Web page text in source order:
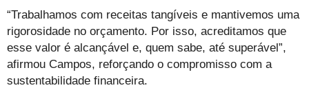
“Trabalhamos com receitas tangíveis e mantivemos uma
rigorosidade no orçamento. Por isso, acreditamos que
esse valor é alcançável e, quem sabe, até superável”,
afirmou Campos, reforçando o compromisso com a
sustentabilidade financeira.